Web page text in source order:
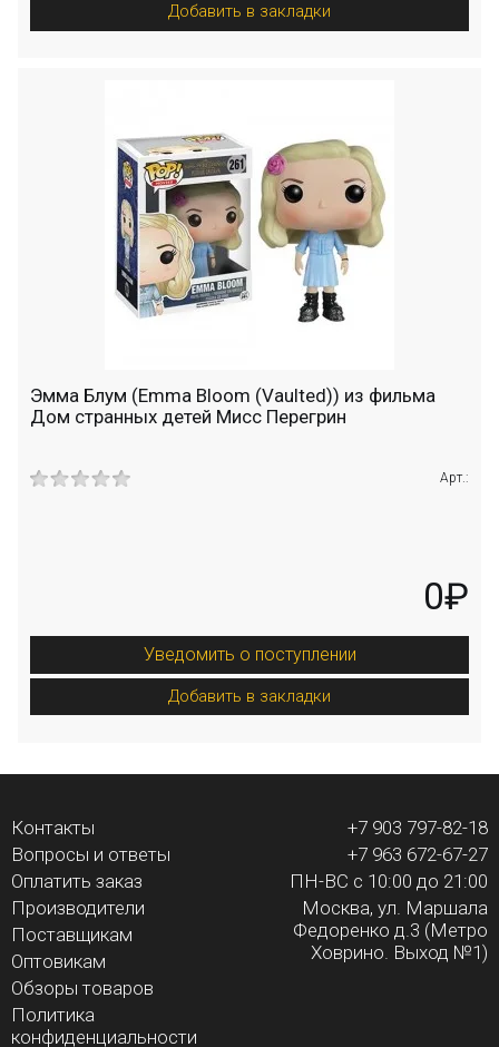
Добавить в закладки
Эмма Блум (Emma Bloom (Vaulted)) из фильма
Дом странных детей Мисс Перегрин
Арт.:
0₽
Уведомить о поступлении
Добавить в закладки
Контакты
Вопросы и ответы
Оплатить заказ
Производители
Поставщикам
Оптовикам
Обзоры товаров
Политика
конфиденциальности
+7 903 797-82-18
+7 963 672-67-27
ПН-ВС с 10:00 до 21:00
Москва, ул. Маршала
Федоренко д.3 (Метро
Ховрино. Выход №1)